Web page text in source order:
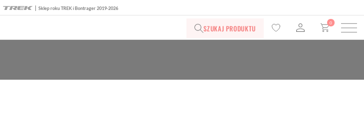
Sklep roku TREK i Bontrager 2019-2026
SZUKAJ PRODUKTU
0